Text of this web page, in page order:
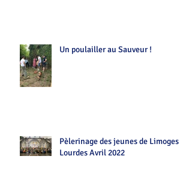
Un poulailler au Sauveur !
Pèlerinage des jeunes de Limoges
Lourdes Avril 2022